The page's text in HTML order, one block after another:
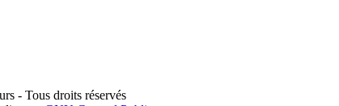
- Tous droits réservés